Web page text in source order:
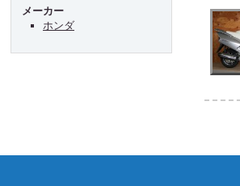
メーカー
ホンダ